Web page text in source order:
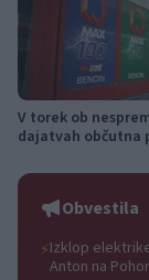
V torek ob
dajatvah občutna
Obvestila
⚡Izklop
Anton na